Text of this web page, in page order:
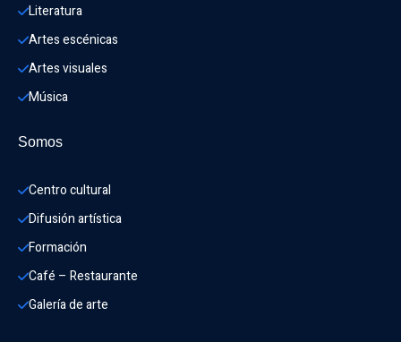
Literatura
Artes escénicas
Artes visuales
Música
Somos
Centro cultural
Difusión artística
Formación
Café – Restaurante
Galería de arte